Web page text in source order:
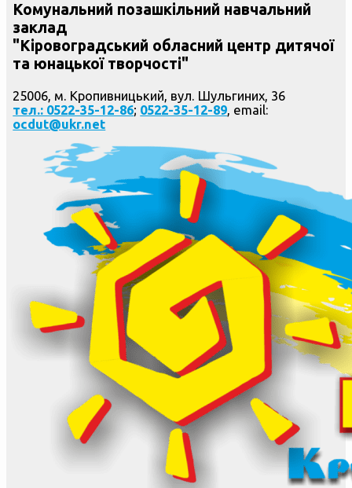
Комунальний позашкільний навчальний
заклад
"Кіровоградський обласний центр дитячої
та юнацької творчості"
25006, м. Кропивницький, вул. Шульгиних, 36
тел.: 0522-35-12-86; 0522-35-12-89, email:
ocdut@ukr.net